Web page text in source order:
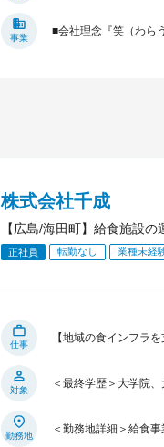
事業
■会社理念『笑（わら
株式会社千成
【広島/海田町】給食施設
正社員 転勤なし 業種未経
仕事
【地域の食インフラ
対象
＜最終学歴＞大学院
勤務地
＜勤務地詳細＞給食